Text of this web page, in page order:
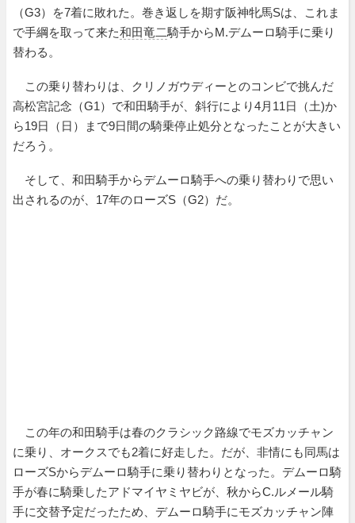
（G3）を7着に敗れた。巻き返しを期す阪神牝馬Sは、これま
で手綱を取って来た和田竜二騎手からM.デムーロ騎手に乗り
替わる。
この乗り替わりは、クリノガウディーとのコンビで挑んだ
高松宮記念（G1）で和田騎手が、斜行により4月11日（土)か
ら19日（日）まで9日間の騎乗停止処分となったことが大きい
だろう。
そして、和田騎手からデムーロ騎手への乗り替わりで思い
出されるのが、17年のローズS（G2）だ。
この年の和田騎手は春のクラシック路線でモズカッチャン
に乗り、オークスでも2着に好走した。だが、非情にも同馬は
ローズSからデムーロ騎手に乗り替わりとなった。デムーロ騎
手が春に騎乗したアドマイヤミヤビが、秋からC.ルメール騎
手に交替予定だったため、デムーロ騎手にモズカッチャン陣